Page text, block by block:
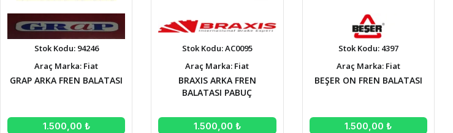
Stok Kodu: 94246
Araç Marka: Fiat
GRAP ARKA FREN BALATASI
1.500,00 ₺
Stok Kodu: AC0095
Araç Marka: Fiat
BRAXIS ARKA FREN
BALATASI PABUÇ
1.500,00 ₺
Stok Kodu: 4397
Araç Marka: Fiat
BEŞER ON FREN BALATASI
1.500,00 ₺